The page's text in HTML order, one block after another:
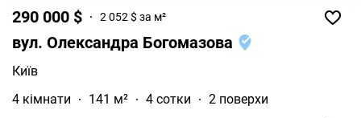
290 000 $ 2 052 $ за м²
вул. Олександра Богомазова
Київ
4 кімнати
141 м² 4 сотки
2 поверхи